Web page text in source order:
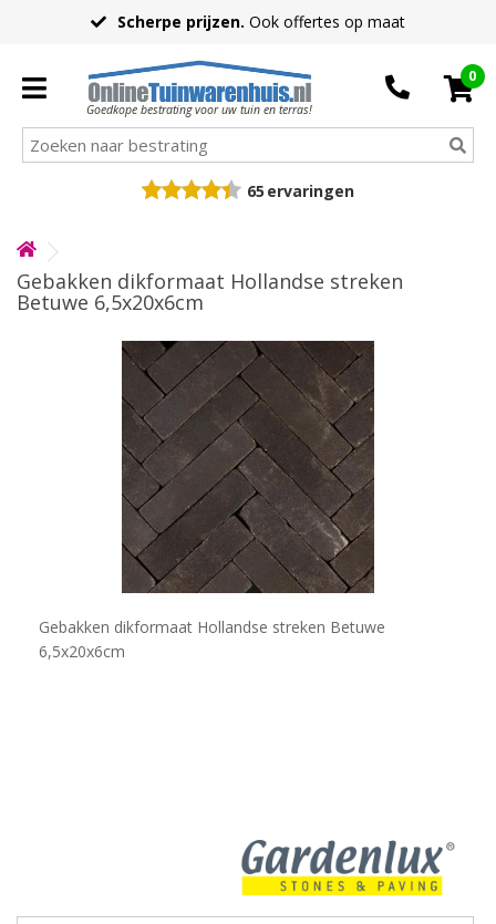
Scherpe prijzen. Ook offertes op maat
Goedkope bestrating voor uw tuin en terras!
0
65 ervaringen
Gebakken dikformaat Hollandse streken
Betuwe 6,5x20x6cm
Gebakken dikformaat Hollandse streken Betuwe
6,5x20x6cm